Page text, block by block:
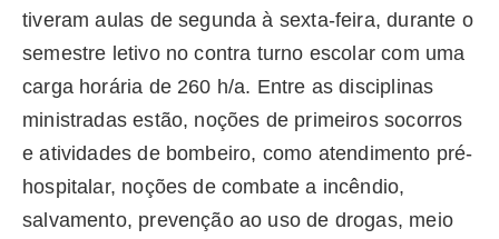
tiveram aulas de segunda à sexta-feira, durante o
semestre letivo no contra turno escolar com uma
carga horária de 260 h/a. Entre as disciplinas
ministradas estão, noções de primeiros socorros
e atividades de bombeiro, como atendimento pré-
hospitalar, noções de combate a incêndio,
salvamento, prevenção ao uso de drogas, meio